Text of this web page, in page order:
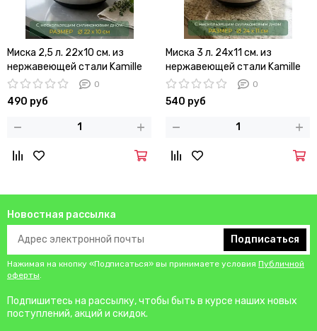
Миска 2,5 л. 22х10 см. из
нержавеющей стали Kamille
КМ 4348 c силиконовым дном
0
490 руб
Миска 3 л. 24х11 см. из
нержавеющей стали Kamille
КМ 4349 с силиконовым дном
0
540 руб
Новостная рассылка
Подписаться
Нажимая на кнопку «Подписаться» вы принимаете условия Публичной
оферты.
Подпишитесь на рассылку, чтобы быть в курсе наших новых
поступлений, акций и скидок.